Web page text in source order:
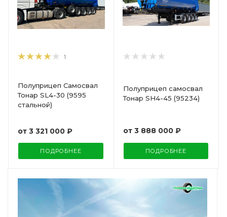
1
Полуприцеп Самосвал
Тонар SL4-30 (9595
стальной)
от 3 321 000 ₽
ПОДРОБНЕЕ
Полуприцеп самосвал
Тонар SH4-45 (95234)
от 3 888 000 ₽
ПОДРОБНЕЕ